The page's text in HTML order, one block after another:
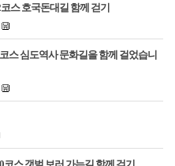
스 호국돈대길 함께 걷기
스 심도역사 문화길을 함께 걸었습니